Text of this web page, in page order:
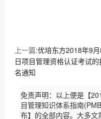
上一篇:优培东方2018年9
日项目管理资格认证考试的
名通知
免责声明：以上便是【
目管理知识体系指南
布】的全部内容。大多